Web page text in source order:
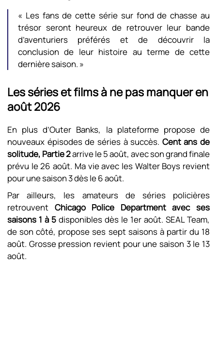
« Les fans de cette série sur fond de chasse au
trésor seront heureux de retrouver leur bande
d’aventuriers préférés et de découvrir la
conclusion de leur histoire au terme de cette
dernière saison. »
Les séries et films à ne pas manquer en
août 2026
En plus d’Outer Banks, la plateforme propose de
nouveaux épisodes de séries à succès. Cent ans de
solitude, Partie 2arrive le 5 août, avec son grand finale
prévu le 26 août. Ma vie avec les Walter Boys revient
pour une saison 3 dès le 6 août.
Par ailleurs, les amateurs de séries policières
retrouvent Chicago Police Department avec ses
saisons 1 à 5 disponibles dès le 1er août. SEAL Team,
de son côté, propose ses sept saisons à partir du 18
août. Grosse pression revient pour une saison 3 le 13
août.